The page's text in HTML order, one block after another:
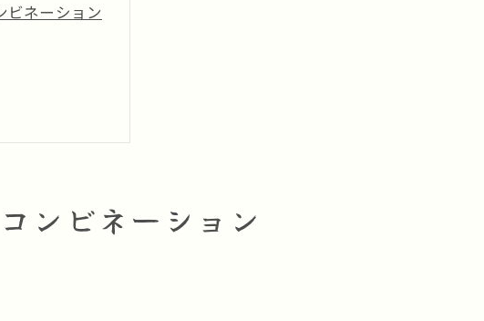
ビネーション
ンビネーション